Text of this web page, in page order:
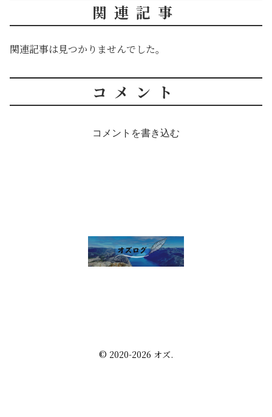
関連記事
関連記事は見つかりませんでした。
コメント
コメントを書き込む
© 2020-2026 オズ.